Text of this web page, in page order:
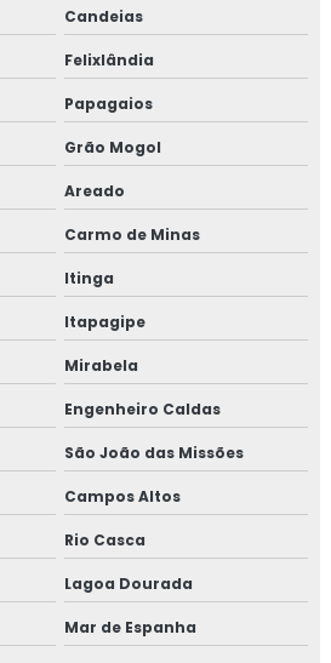
Candeias
Felixlândia
Papagaios
Grão Mogol
Areado
Carmo de Minas
Itinga
Itapagipe
Mirabela
Engenheiro Caldas
São João das Missões
Campos Altos
Rio Casca
Lagoa Dourada
Mar de Espanha